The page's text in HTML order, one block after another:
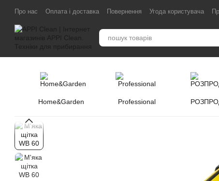
Перейти до основного контенту
Про нас Оплата і доставка Повернення Угода користувача
Home&Garden Professional